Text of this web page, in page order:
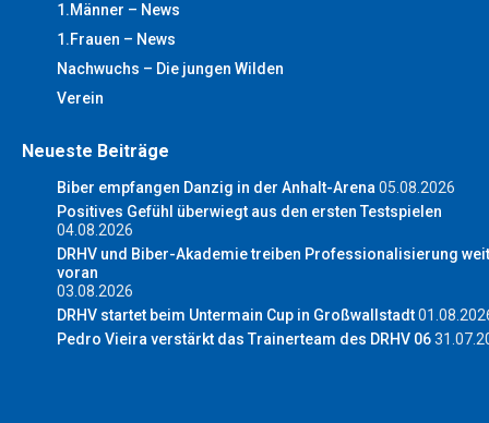
1.Männer – News
1.Frauen – News
Nachwuchs – Die jungen Wilden
Verein
Neueste Beiträge
Biber empfangen Danzig in der Anhalt-Arena 05.08.2026
Positives Gefühl überwiegt aus den ersten Testspielen
04.08.2026
DRHV und Biber-Akademie treiben Professionalisierung
voran
03.08.2026
DRHV startet beim Untermain Cup in Großwallstadt
Pedro Vieira verstärkt das Trainerteam des DRHV 06